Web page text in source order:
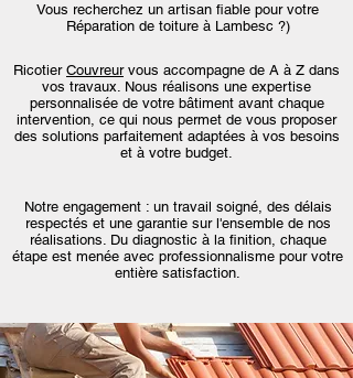
Vous recherchez un artisan fiable pour votre
Réparation de toiture à Lambesc ?)
Ricotier Couvreur vous accompagne de A à Z dans
vos travaux. Nous réalisons une expertise
personnalisée de votre bâtiment avant chaque
intervention, ce qui nous permet de vous proposer
des solutions parfaitement adaptées à vos besoins
et à votre budget.
Notre engagement : un travail soigné, des délais
respectés et une garantie sur l'ensemble de nos
réalisations. Du diagnostic à la finition, chaque
étape est menée avec professionnalisme pour votre
entière satisfaction.